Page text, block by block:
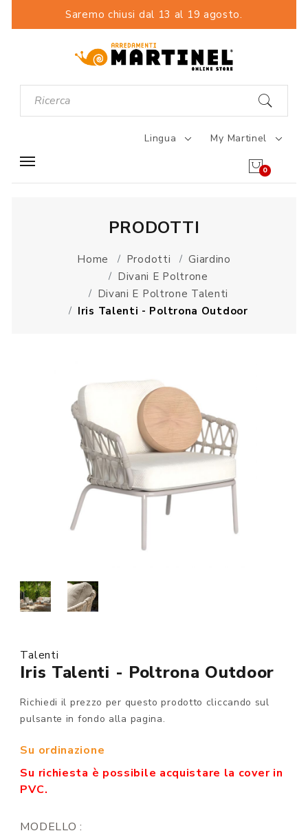
Saremo chiusi dal 13 al 19 agosto.
Lingua My Martinel
0
PRODOTTI
Home Prodotti
Giardino
Divani E Poltrone
Divani E Poltrone Talenti
Iris Talenti - Poltrona Outdoor
Talenti
Iris Talenti - Poltrona Outdoor
Richiedi il prezzo per questo prodotto cliccando sul
pulsante in fondo alla pagina.
Su ordinazione
Su richiesta è possibile acquistare la cover in
PVC.
MODELLO :